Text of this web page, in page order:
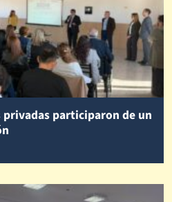
privadas participaron de un